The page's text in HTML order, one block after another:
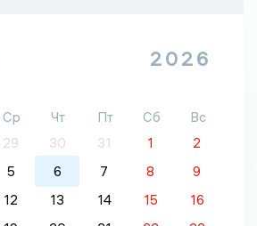
2026
Ср Чт Пт Сб
Вс
29 30 31 1
2
5 6 7 8
9
12 13 14 15
16